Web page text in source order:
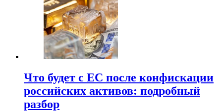
Что будет с ЕС после конфискации
российских активов: подробный
разбор